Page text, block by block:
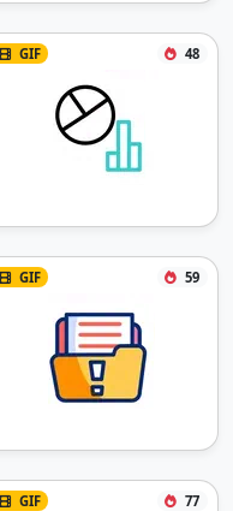
GIF 48
GIF 59
GIF 77